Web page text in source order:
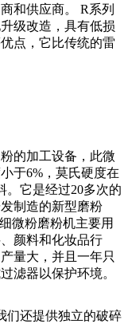
和供应商。 R系列
级改造，具有低损
点，它比传统的雷
的加工设备，此微
于6%，莫氏硬度在
。它是经过20多次的
制造的新型磨粉
微粉磨粉机主要用
颜料和化妆品行
量大，并且一年只
滤器以保护环境。
们还提供独立的破碎